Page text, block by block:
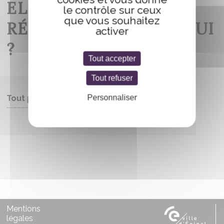
ELLE FORMÉ NOTRE
RÉALITÉ D’AUJOURD’HUI
?
Tout public
Mentions
légales
le contrôle sur ceux
que vous souhaitez
activer
Tout accepter
Tout refuser
Personnaliser